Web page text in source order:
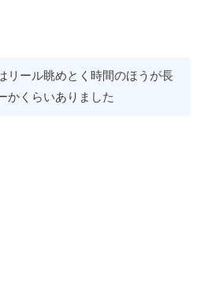
リール眺めとく時間のほうが長
かくらいありました